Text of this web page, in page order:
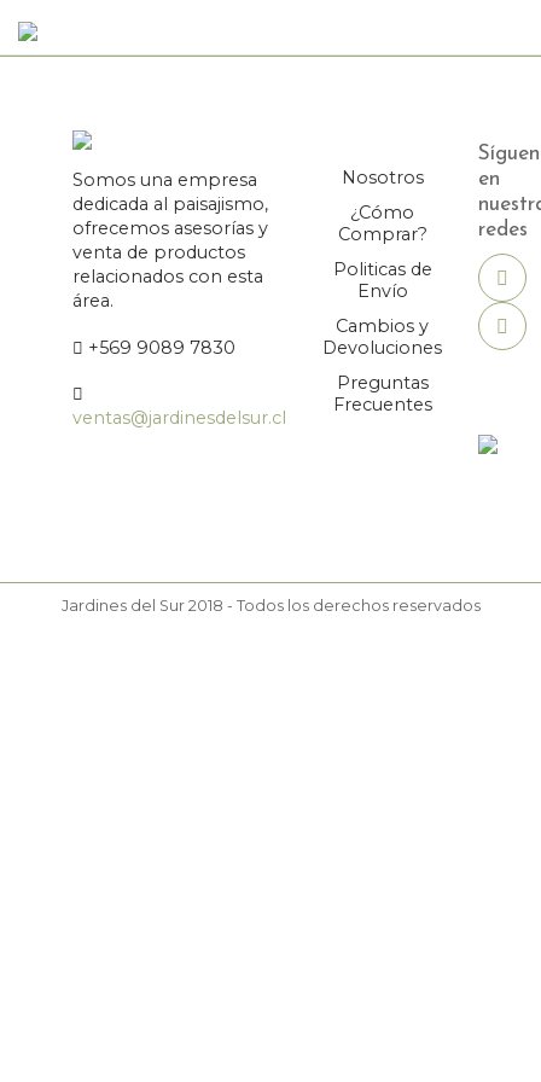
Somos una empresa
dedicada al paisajismo,
ofrecemos asesorías y
venta de productos
relacionados con esta
área.
+569 9089 7830
ventas@jardinesdelsur.cl
Nosotros
¿Cómo
Comprar?
Politicas de
Envío
Cambios y
Devoluciones
Preguntas
Frecuentes
en
redes
Jardines del Sur 2018 - Todos los derechos reservados